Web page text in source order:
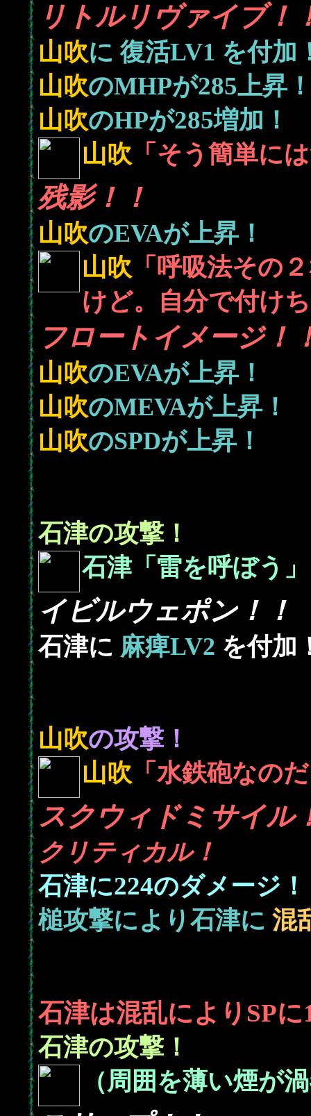
リトルリヴァイブ！
山吹に 復活LV1 を付加
山吹のMHPが285上昇
山吹のHPが285増加！
山吹 「そう簡単に
残影！！
山吹のEVAが上昇！
山吹 「呼吸法その
けど。自分で付け
フロートイメージ！
山吹のEVAが上昇！
山吹のMEVAが上昇！
山吹のSPDが上昇！
石津の攻撃！
石津「雷を呼ぼう」
イビルウェポン！！
石津に 麻痺LV2 を付加
山吹の攻撃！
山吹 「水鉄砲なの
スクウィドミサイル
クリティカル！
石津に224のダメージ！
槌攻撃により石津に 混
石津は混乱によりSPに
石津の攻撃！
（周囲を薄い煙が